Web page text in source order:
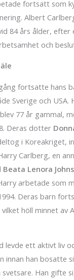
fortsatt som
Albert
84 års ålder, efter
och
fortsatte hans
Sverige och USA.
77 år gammal,
Deras dotter
i Koreakriget,
Carlberg, en
Beata Lenora
arbetade som
Deras barn
höll minnet av
levde ett aktivt liv
innan han bosatte
Han gifte